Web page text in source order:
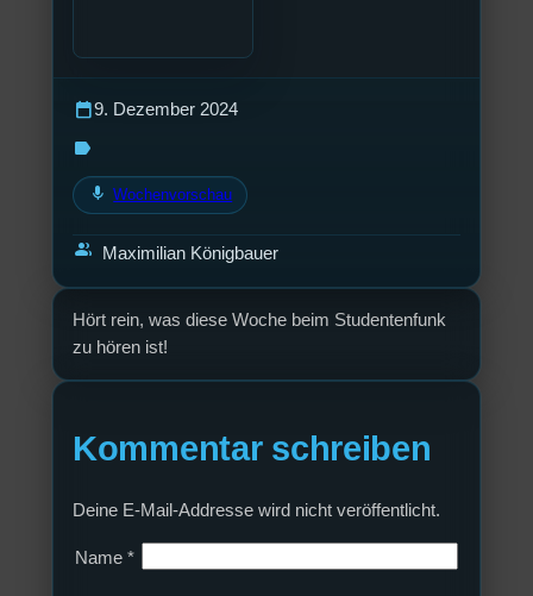
Hört rein, was diese Woche beim Studentenfunk
zu hören ist!
Kommentar schreiben
Deine E-Mail-Addresse wird nicht veröffentlicht.
Name *
calendar_today9. Dezember 2024
label
mic Wochenvorschau
group Maximilian Königbauer